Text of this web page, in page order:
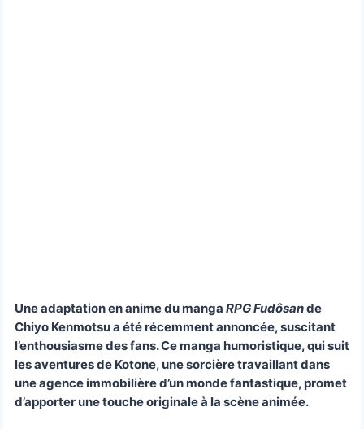
Une adaptation en anime du manga RPG Fudôsande
Chiyo Kenmotsu a été récemment annoncée, suscitant
l’enthousiasme des fans. Ce manga humoristique, qui suit
les aventures de Kotone, une sorcière travaillant dans
une agence immobilière d’un monde fantastique, promet
d’apporter une touche originale à la scène animée.